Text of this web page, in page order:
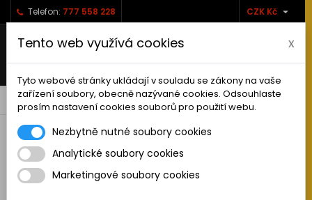
Telefon: 777 558 228 CZK Kč 
   shopping_cart0
RC AUTA
Sestavená auta elektro
Tento web využívá cookies x
Tyto webové stránky ukládají v souladu se zákony na vaše
zařízení soubory, obecně nazývané cookies. Odsouhlaste
prosím nastavení cookies souborů pro použití webu.
Nezbytně nutné soubory cookies
Analytické soubory cookies
Marketingové soubory cookies